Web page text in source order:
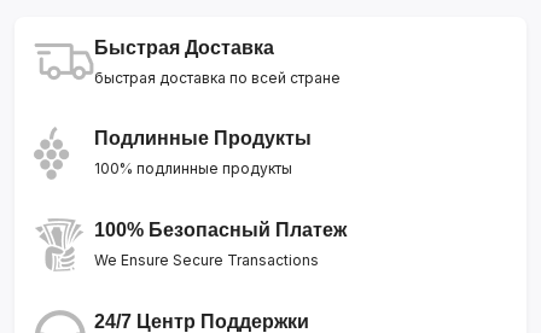
Быстрая Доставка
быстрая доставка по всей стране
Подлинные Продукты
100% подлинные продукты
100% Безопасный Платеж
We Ensure Secure Transactions
24/7 Центр Поддержки